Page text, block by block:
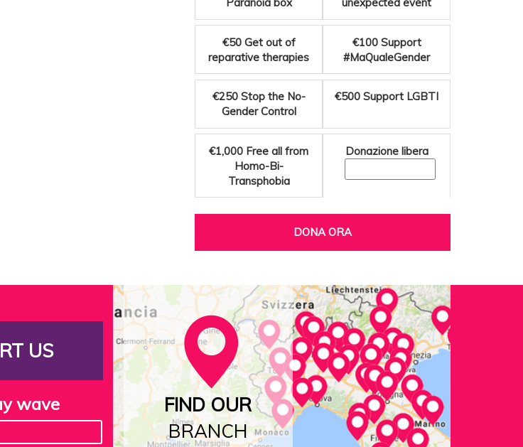
Paranoia box
unexpected event
€50 Get out of
reparative therapies
€100 Support
#MaQualeGender
€250 Stop the No-
Gender Control
€500 Support LGBTI
€1,000 Free all from
Homo-Bi-
Transphobia
Donazione libera
DONA ORA
US
wave
FIND OUR
BRANCH